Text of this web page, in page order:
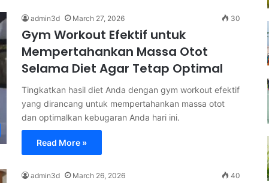
admin3d March 27, 2026 30
Gym Workout Efektif untuk
Mempertahankan Massa Otot
Selama Diet Agar Tetap Optimal
Tingkatkan hasil diet Anda dengan gym workout efektif
yang dirancang untuk mempertahankan massa otot
dan optimalkan kebugaran Anda hari ini.
Read More »
admin3d March 26, 2026 40